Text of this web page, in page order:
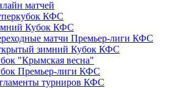
матчей
КФС
Кубок КФС
матчи Премьер-лиги КФС
зимний Кубок КФС
"Крымская весна"
Премьер-лиги КФС
турниров КФС